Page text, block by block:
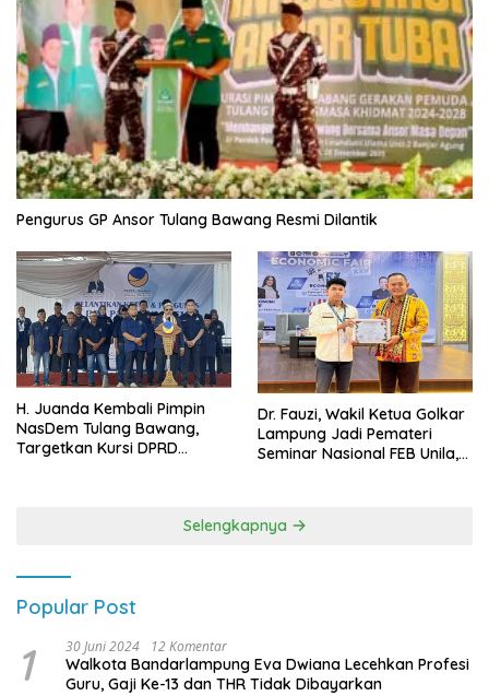
Pengurus GP Ansor Tulang Bawang Resmi Dilantik
H. Juanda Kembali Pimpin
NasDem Tulang Bawang,
Targetkan Kursi DPRD
Dr. Fauzi, Wakil Ketua Golkar
Lampung Jadi Pemateri
Seminar Nasional FEB Unila,
Selengkapnya
Popular Post
1 30 Juni 2024 12 Komentar
Walkota Bandarlampung Eva Dwiana Lecehkan Profesi
Guru, Gaji Ke-13 dan THR Tidak Dibayarkan